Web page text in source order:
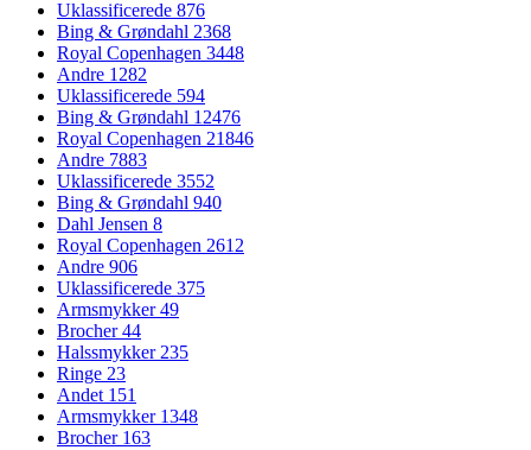
Uklassificerede 876
Bing & Grøndahl 2368
Royal Copenhagen 3448
Andre 1282
Uklassificerede 594
Bing & Grøndahl 12476
Royal Copenhagen 21846
Andre 7883
Uklassificerede 3552
Bing & Grøndahl 940
Dahl Jensen 8
Royal Copenhagen 2612
Andre 906
Uklassificerede 375
Armsmykker49
Brocher44
Halssmykker235
Ringe 23
Andet 151
Armsmykker 1348
Brocher 163